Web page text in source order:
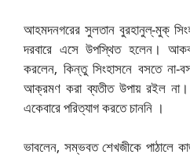
আহমদনগরের সুলতান বুরহানুল্-মুক্
দরবারে এসে উপস্থিত হলেন।
করলেন, কিন্তু সিংহাসনে বসতে না-
আক্রমণ করা ব্যতীত উপায় রইল
একেবারে পরিত্যাগ করতে চাননি ।
ভাবলেন, সম্ভবত শেখজীকে পাঠালে